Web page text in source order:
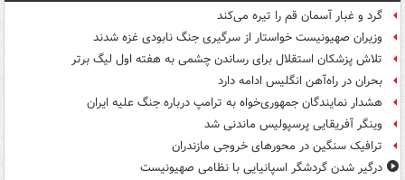
گرد و غبار آسمان قم را تیره می‌کند
وزیران صهیونیست خواستار از سرگیری جنگ نابودی غزه شدند
تلاش پزشکان استقلال برای رساندن چشمی به هفته اول لیگ برتر
بحران در راه‌آهن انگلیس ادامه دارد
هشدار نمایندگان جمهوری‌خواه به ترامپ درباره جنگ علیه ایران
وینگر آفریقایی پرسپولیس ماندنی شد
ترافیک سنگین در محورهای خروجی مازندران
درگیر شدن گردشگر اسپانیایی با نظامی صهیونیست